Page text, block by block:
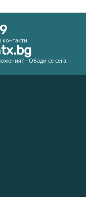
- Обади се сега